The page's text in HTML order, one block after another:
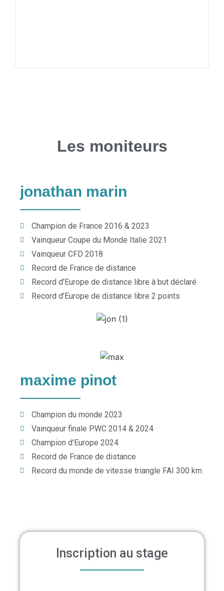
Les moniteurs
jonathan marin
Champion de France 2016 & 2023
Vainqueur Coupe du Monde Italie 2021
Vainqueur CFD 2018
Record de France de distance
Record d’Europe de distance libre à but déclaré
Record d’Europe de distance libre 2 points
maxime pinot
Champion du monde 2023
Vainqueur finale PWC 2014 & 2024
Champion d’Europe 2024
Record de France de distance
Record du monde de vitesse triangle FAI 300 km
Inscription au stage